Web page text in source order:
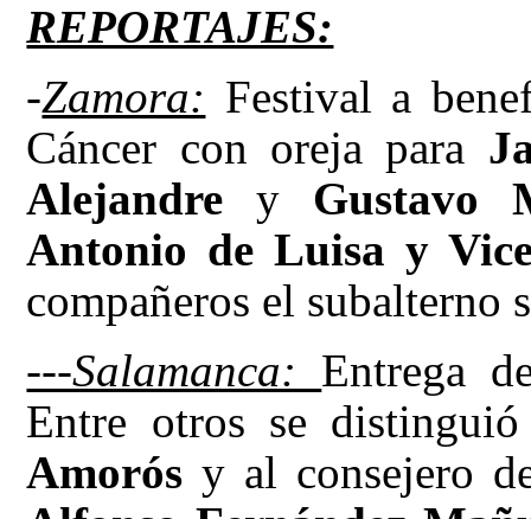
REPORTAJES:
-Zamora: Festival a
Cáncer con oreja para
Alejandre y
Antonio de Luisa y
compañeros el subalterno
---Salamanca: Entrega
Entre otros se
Amorós y al consejero